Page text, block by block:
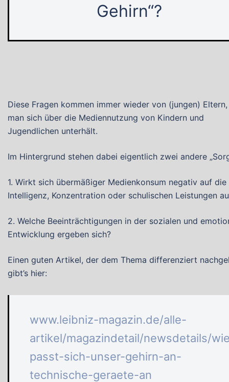
Gehirn“?
Diese Fragen kommen immer wieder von (jungen)
man sich über die Mediennutzung von Kindern und
Jugendlichen unterhält.
Im Hintergrund stehen dabei eigentlich zwei andere
1. Wirkt sich übermäßiger Medienkonsum negativ auf die
Intelligenz, Konzentration oder schulischen Leistungen
2. Welche Beeinträchtigungen in der sozialen und
Entwicklung ergeben sich?
Einen guten Artikel, der dem Thema differenziert
gibt’s hier:
www.leibniz-magazin.de/alle-
artikel/magazindetail/newsdetails/
passt-sich-unser-gehirn-an-
technische-geraete-an